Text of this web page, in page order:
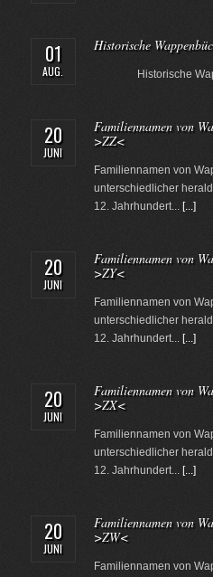
01
AUG.
Historische
Historische
20
JUNI
Familiennamen von
>ZZ<
Familiennamen von
unterschiedlicher
12. Jahrhundert... [...]
20
JUNI
Familiennamen von
>ZY<
Familiennamen von
unterschiedlicher
12. Jahrhundert... [...]
20
JUNI
Familiennamen von
>ZX<
Familiennamen von
unterschiedlicher
12. Jahrhundert... [...]
20
JUNI
Familiennamen von
>ZW<
Familiennamen von